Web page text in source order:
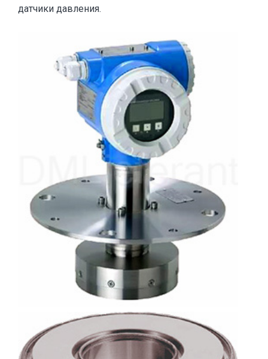
датчики давления.